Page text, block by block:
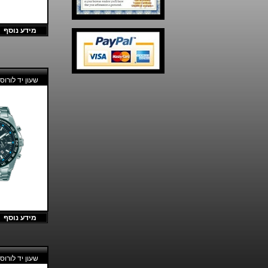
מידע נוסף
שעון יד לורוס LORUS RT321
מידע נוסף
שעון יד לורוס LORUS RT361